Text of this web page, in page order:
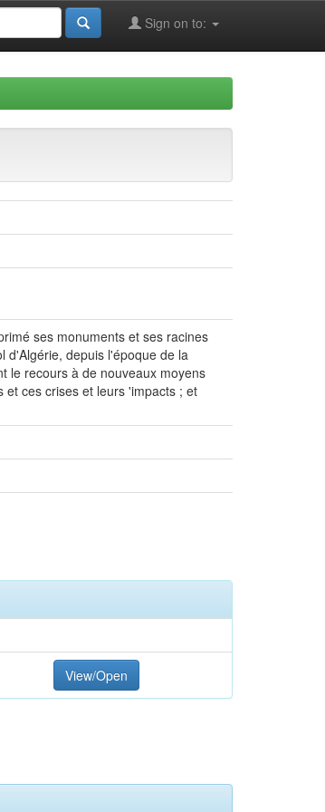
Sign on to:
ses monuments et ses racines
d'Algérie, depuis l'époque de la
le recours à de nouveaux moyens
ces crises et leurs 'impacts ; et
View/Open